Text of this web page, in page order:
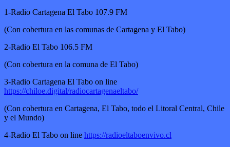
1-Radio Cartagena El Tabo 107.9 FM
(Con cobertura en las comunas de Cartagena y El Tabo)
2-Radio El Tabo 106.5 FM
(Con cobertura en la comuna de El Tabo)
3-Radio Cartagena El Tabo on line
https://chiloe.digital/radiocartagenaeltabo/
(Con cobertura en Cartagena, El Tabo, todo el Litoral Central, Chile
y el Mundo)
4-Radio El Tabo on line https://radioeltaboenvivo.cl